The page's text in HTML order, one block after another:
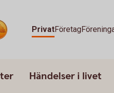
PrivatFöretag
Händelser i livet